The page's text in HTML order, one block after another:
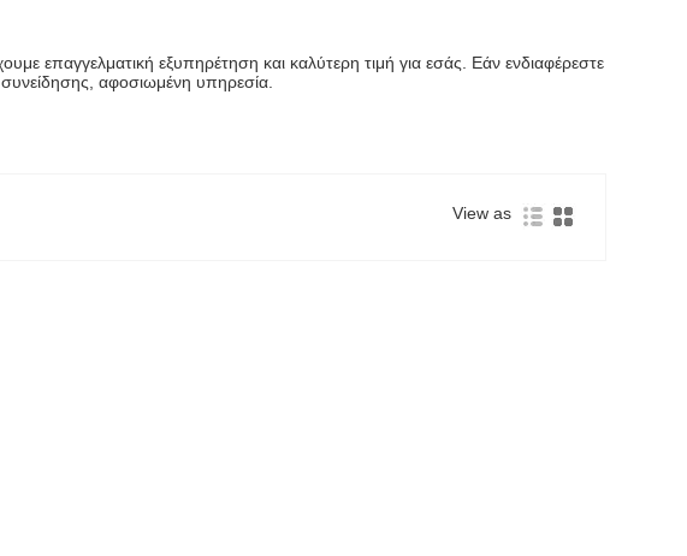
επαγγελματική εξυπηρέτηση και καλύτερη τιμή για εσάς. Εάν ενδιαφέρεστε
αφοσιωμένη υπηρεσία.
View as